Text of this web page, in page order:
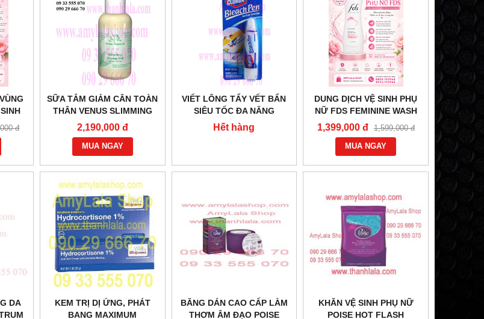
-
-
đ
SỮA TẮM GIẢM CÂN TOÀN
THÂN VENUS SLIMMING
SHOWER GEL 120ML -
0933555070 - 0902966670 :
2,190,000 đ
MUA NGAY
VIẾT LÔNG TẨY VẾT BẨN
SIÊU TỐC ĐA NĂNG
CLOROX BLEACH PEN
GEL 56G - 0933555070 -
Hết hàng
DUNG DỊCH VỆ SINH PHỤ
NỮ FDS FEMININE WASH
FOR SENSITIVE SKIN BABY
POWDER - 0858193968 -
0944193968 -
AMYLALASHOP.COM -
1,399,000 đ 1,599,000 đ
MUA NGAY
DA
KEM TRỊ DỊ ỨNG, PHÁT
BANG MAXIMUM
BĂNG DÁN CAO CẤP LÀM
THƠM ÂM ĐẠO POISE
KHĂN VỆ SINH PHỤ NỮ
POISE HOT FLASH